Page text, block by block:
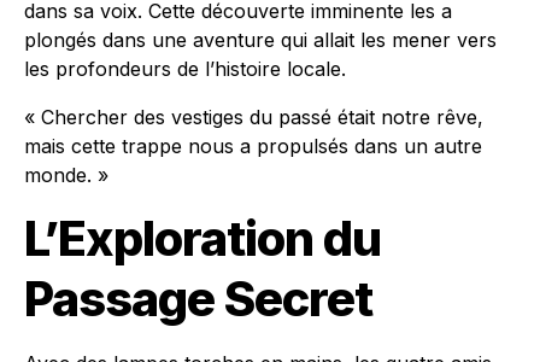
dans sa voix. Cette découverte imminente les a
plongés dans une aventure qui allait les mener vers
les profondeurs de l’histoire locale.
« Chercher des vestiges du passé était notre rêve,
mais cette trappe nous a propulsés dans un autre
monde. »
L’Exploration du
Passage Secret